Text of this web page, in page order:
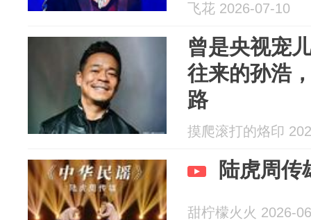
飞花 2026-07-10
曾是央视宠
往来的孙浩
路
摸爬滚打的烙印
陆虎周传
甜柠檬火火 2026-